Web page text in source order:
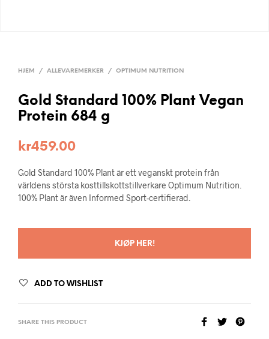
HJEM / ALLEVAREMERKER / OPTIMUM NUTRITION
Gold Standard 100% Plant Vegan
Protein 684 g
kr459.00
Gold Standard 100% Plant är ett veganskt protein från
världens största kosttillskottstillverkare Optimum Nutrition.
100% Plant är även Informed Sport-certifierad.
KJØP HER!
ADD TO WISHLIST
SHARE THIS PRODUCT